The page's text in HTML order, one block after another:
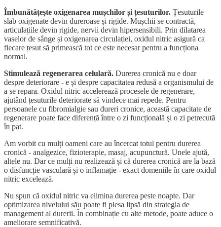
Îmbunătățește oxigenarea mușchilor și țesuturilor. Țesuturile
slab oxigenate devin dureroase și rigide. Mușchii se contractă,
articulațiile devin rigide, nervii devin hipersensibili. Prin dilatarea
vaselor de sânge și oxigenarea circulației, oxidul nitric asigură ca
fiecare țesut să primească tot ce este necesar pentru a funcționa
normal.
Stimulează regenerarea celulară. Durerea cronică nu e doar
despre deteriorare - e și despre capacitatea redusă a organismului de
a se repara. Oxidul nitric accelerează procesele de regenerare,
ajutând țesuturile deteriorate să vindece mai repede. Pentru
persoanele cu fibromialgie sau dureri cronice, această capacitate de
regenerare poate face diferență între o zi funcțională și o zi petrecută
în pat.
Am vorbit cu mulți oameni care au încercat totul pentru durerea
cronică - analgezice, fizioterapie, masaj, acupunctură. Unele ajută,
altele nu. Dar ce mulți nu realizează și că durerea cronică are la bază
o disfuncție vasculară și o inflamație - exact domeniile în care oxidul
nitric excelează.
Nu spun că oxidul nitric va elimina durerea peste noapte. Dar
optimizarea nivelului său poate fi piesa lipsă din strategia de
management al durerii. În combinație cu alte metode, poate aduce o
ameliorare semnificativă.